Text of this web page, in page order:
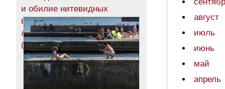
и обилие нитевидных
водорослей в воде: разгар
лета в Одессе
(фотозарисовка)
август
июль
июнь
май
апрель